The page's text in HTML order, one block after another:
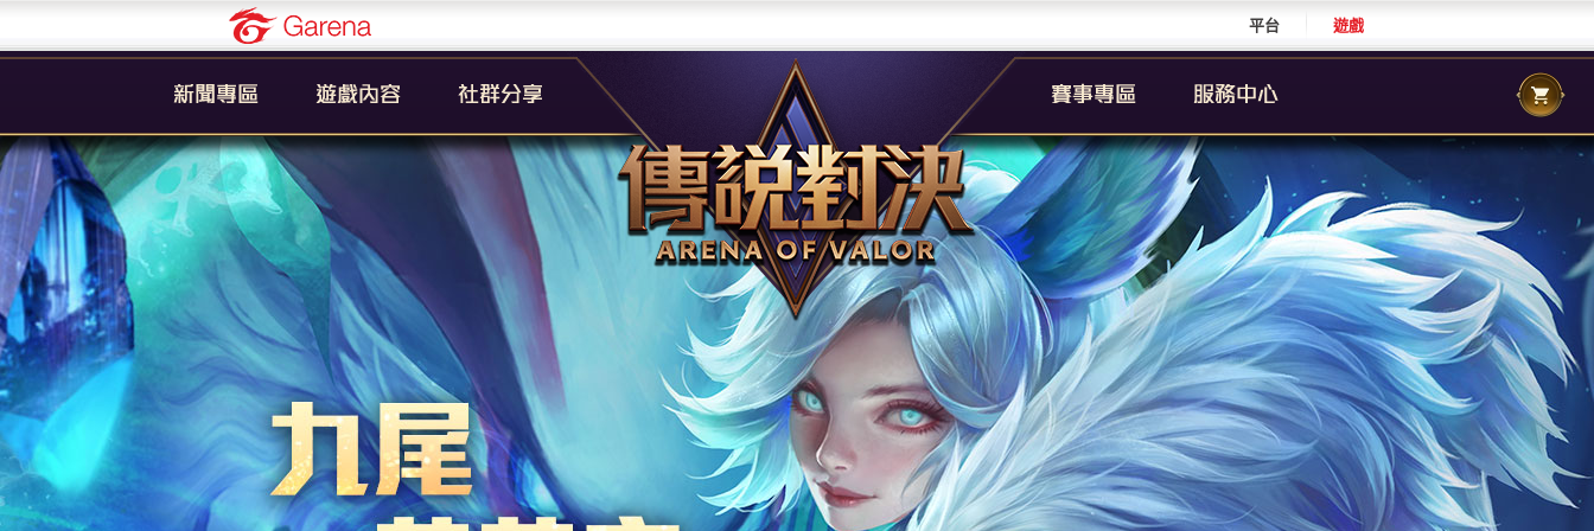
遊戲
平台
公告
活動
系統
賽事
教學
攻略
遊戲簡介
英雄列表
裝備列表
奧義列表
挑戰者技能
官方粉絲團
YouTube
GCS 職業聯賽
傳說城市賽
校園傳說
ACS 校園聯賽
傳說國際賽
社群自辦賽事